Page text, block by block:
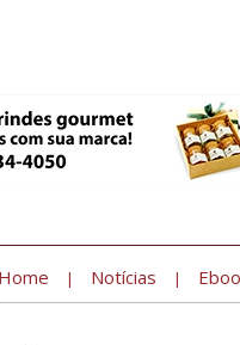
Home | Notícias |